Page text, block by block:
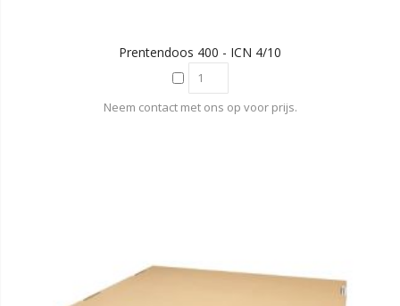
Prentendoos 400 - ICN 4/10
Neem contact met ons op voor prijs.